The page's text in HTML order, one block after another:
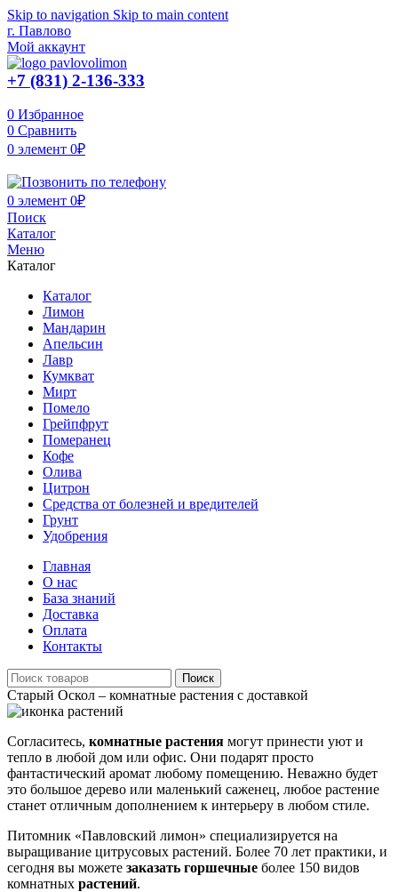
Skip to navigation Skip to main content
г. Павлово
Мой аккаунт
+7 (831) 2-136-333
0 Избранное
0 Сравнить
0 элемент 0₽
0 элемент 0₽
Поиск
Каталог
Меню
Каталог
Каталог
Лимон
Мандарин
Апельсин
Лавр
Кумкват
Мирт
Помело
Грейпфрут
Померанец
Кофе
Олива
Цитрон
Средства от болезней и вредителей
Грунт
Удобрения
Главная
О нас
База знаний
Доставка
Оплата
Контакты
Поиск
Старый Оскол – комнатные растения с доставкой
Согласитесь, комнатные растения могут принести уют и
тепло в любой дом или офис. Они подарят просто
фантастический аромат любому помещению. Неважно будет
это большое дерево или маленький саженец, любое растение
станет отличным дополнением к интерьеру в любом стиле.
Питомник «Павловский лимон» специализируется на
выращивание цитрусовых растений. Более 70 лет практики, и
сегодня вы можете заказать горшечные более 150 видов
комнатных растений.